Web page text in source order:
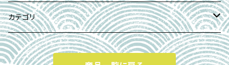
カテゴリ
紅鮭